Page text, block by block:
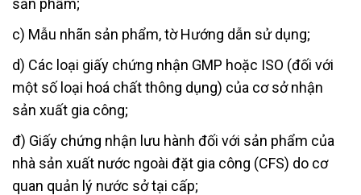
c) Mẫu nhãn sản phẩm, tờ Hướng dẫn sử dụng;
d) Các loại giấy chứng nhận GMP hoặc ISO (đối với
một số loại hoá chất thông dụng) của cơ sở nhận
sản xuất gia công;
đ) Giấy chứng nhận lưu hành đối với sản phẩm của
nhà sản xuất nước ngoài đặt gia công (CFS) do cơ
quan quản lý nước sở tại cấp;